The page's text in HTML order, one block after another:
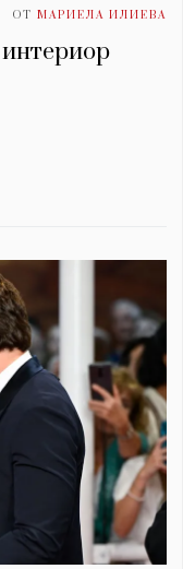
ОТ МАРИЕЛА ИЛИЕВА